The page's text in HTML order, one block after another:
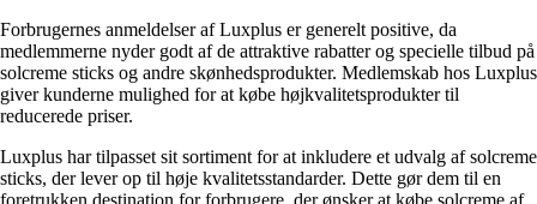
Forbrugernes anmeldelser af Luxplus er generelt positive, da
medlemmerne nyder godt af de attraktive rabatter og specielle tilbud på
solcreme sticks og andre skønhedsprodukter. Medlemskab hos Luxplus
giver kunderne mulighed for at købe højkvalitetsprodukter til
reducerede priser.
Luxplus har tilpasset sit sortiment for at inkludere et udvalg af solcreme
sticks, der lever op til høje kvalitetsstandarder. Dette gør dem til en
foretrukken destination for forbrugere, der ønsker at købe solcreme af